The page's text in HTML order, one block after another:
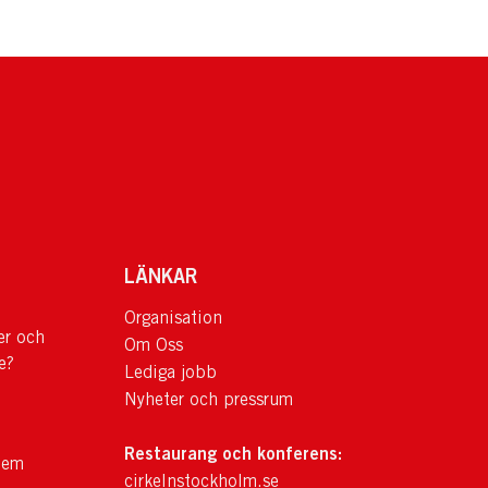
och
LÄNKAR
Organisation
Om Oss
Lediga jobb
Nyheter och pressrum
Restaurang och konferens:
cirkelnstockholm.se